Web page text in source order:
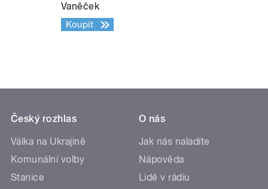
Vaněček
Koupit
Český rozhlas
Válka na Ukrajině
Komunální volby
Stanice
O nás
Jak nás naladíte
Nápověda
Lidé v rádiu